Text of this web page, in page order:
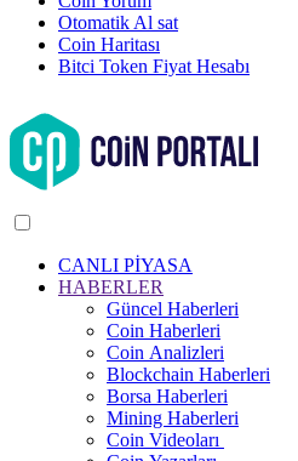
Otomatik Al sat
Coin Haritası
Bitci Token Fiyat Hesabı
CANLI PİYASA
HABERLER
Güncel Haberleri
Coin Haberleri
Coin Analizleri
Blockchain Haberleri
Borsa Haberleri
Mining Haberleri
Coin Videoları